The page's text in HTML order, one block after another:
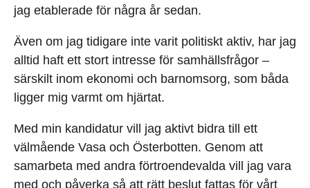
jag etablerade för några år sedan.
Även om jag tidigare inte varit politiskt aktiv, har jag
alltid haft ett stort intresse för samhällsfrågor –
särskilt inom ekonomi och barnomsorg, som båda
ligger mig varmt om hjärtat.
Med min kandidatur vill jag aktivt bidra till ett
välmående Vasa och Österbotten. Genom att
samarbeta med andra förtroendevalda vill jag vara
med och påverka så att rätt beslut fattas för vårt